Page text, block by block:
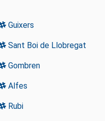
Guixers
Sant Boi de Llobregat
Gombren
Alfes
Rubi